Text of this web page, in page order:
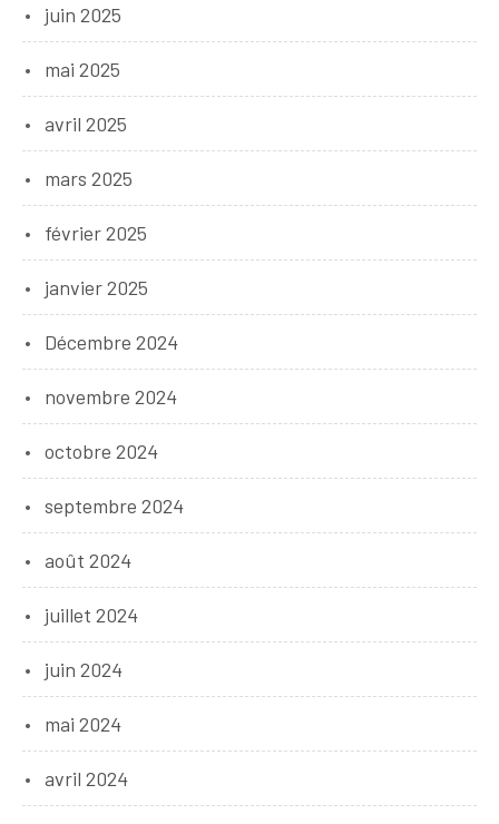
juin 2025
mai 2025
avril 2025
mars 2025
février 2025
janvier 2025
Décembre 2024
novembre 2024
octobre 2024
septembre 2024
août 2024
juillet 2024
juin 2024
mai 2024
avril 2024